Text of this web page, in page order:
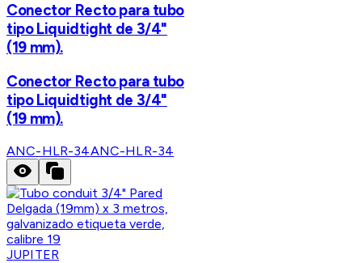
Conector Recto para tubo
tipo Liquidtight de 3/4"
(19 mm).
Conector Recto para tubo
tipo Liquidtight de 3/4"
(19 mm).
ANC-HLR-34ANC-HLR-34
JUPITER